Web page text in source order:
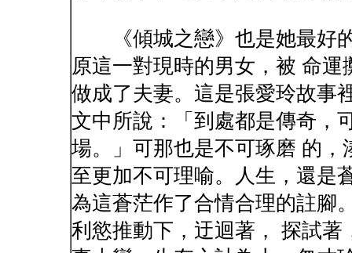
《傾城之戀》也是她最好
原這一對現時的男女，被 命
做成了夫妻。這是張愛玲故事
文中所說：「到處都是傳奇，
場。」可那也是不可琢磨 的
至更加不可理喻。人生，還是
為這蒼茫作了合情合理的註腳
利慾推動下，迂迴著， 探試